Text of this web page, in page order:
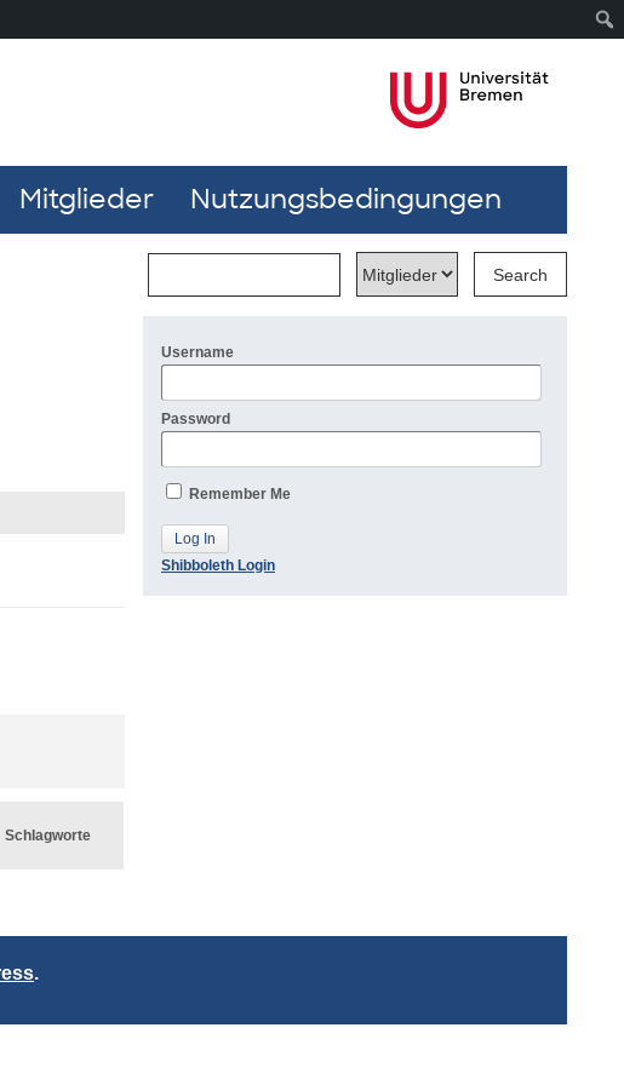
Mitglieder Nutzungsbedingungen
Schlagworte
Username
Password
Remember Me
Shibboleth Login
.